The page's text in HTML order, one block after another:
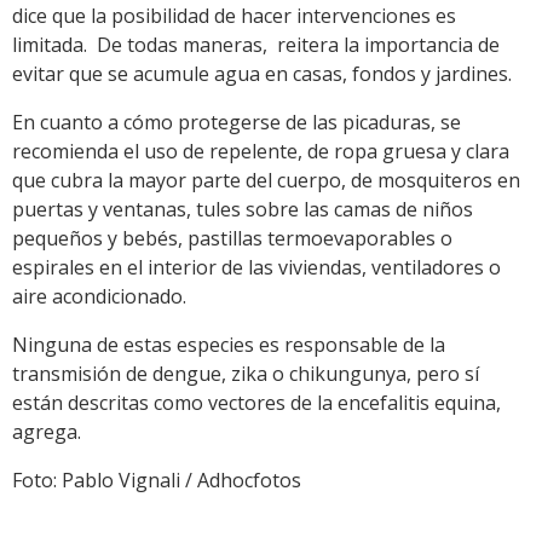
dice que la posibilidad de hacer intervenciones es
limitada. De todas maneras, reitera la importancia de
evitar que se acumule agua en casas, fondos y jardines.
En cuanto a cómo protegerse de las picaduras, se
recomienda el uso de repelente, de ropa gruesa y clara
que cubra la mayor parte del cuerpo, de mosquiteros en
puertas y ventanas, tules sobre las camas de niños
pequeños y bebés, pastillas termoevaporables o
espirales en el interior de las viviendas, ventiladores o
aire acondicionado.
Ninguna de estas especies es responsable de la
transmisión de dengue, zika o chikungunya, pero sí
están descritas como vectores de la encefalitis equina,
agrega.
Foto: Pablo Vignali / Adhocfotos